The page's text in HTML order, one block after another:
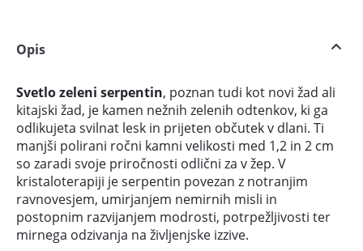
Opis
Svetlo zeleni serpentin, poznan tudi kot novi žad ali
kitajski žad, je kamen nežnih zelenih odtenkov, ki ga
odlikujeta svilnat lesk in prijeten občutek v dlani. Ti
manjši polirani ročni kamni velikosti med 1,2 in 2 cm
so zaradi svoje priročnosti odlični za v žep. V
kristaloterapiji je serpentin povezan z notranjim
ravnovesjem, umirjanjem nemirnih misli in
postopnim razvijanjem modrosti, potrpežljivosti ter
mirnega odzivanja na življenjske izzive.